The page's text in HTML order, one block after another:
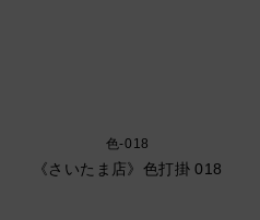
色-018
《さいたま店》色打掛 018